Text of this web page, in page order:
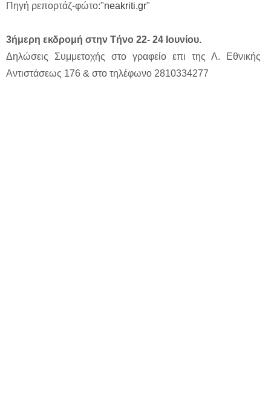
Πηγή ρεπορτάζ-φώτο:"neakriti.gr"
3ήμερη εκδρομή στην Τήνο 22- 24 Ιουνίου.
Δηλώσεις Συμμετοχής στο γραφείο επι της Λ. Εθνικής
Αντιστάσεως 176 & στο τηλέφωνο 2810334277